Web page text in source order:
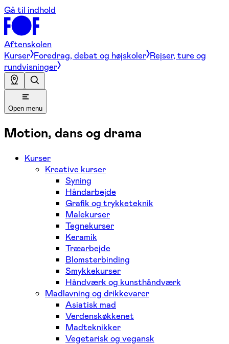
Gå til indhold
Aftenskolen
Kurser Foredrag, debat og højskoler Rejser, ture og
rundvisninger
Open menu
Motion, dans og drama
Kurser
Kreative kurser
Syning
Håndarbejde
Grafik og trykketeknik
Malekurser
Tegnekurser
Keramik
Træarbejde
Blomsterbinding
Smykkekurser
Håndværk og kunsthåndværk
Madlavning og drikkevarer
Asiatisk mad
Verdenskøkkenet
Madteknikker
Vegetarisk og vegansk